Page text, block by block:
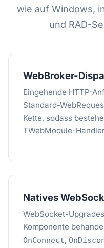
wie auf Windows,
und RAD-
WebBroker-
Eingehende HTTP-
Standard-
Kette, sodass
TWebModule-
Natives
WebSocket-
Komponente
OnConnect,